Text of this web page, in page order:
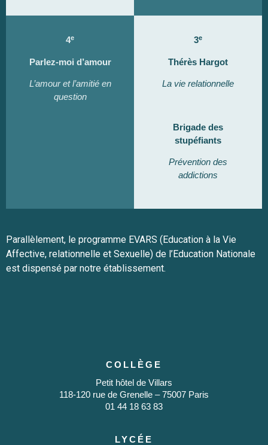
4e
Parlez-moi d’amour
L’amour et l’amitié en
question
3e
Thérès Hargot
La vie relationnelle
Brigade des
stupéfiants
Prévention des
addictions
Parallèlement, le programme EVARS (Education à la Vie
Affective, relationnelle et Sexuelle) de l’Education Nationale
est dispensé par notre établissement.
COLLÈGE
Petit hôtel de Villars
118-120 rue de Grenelle – 75007 Paris
01 44 18 63 83
LYCÉE